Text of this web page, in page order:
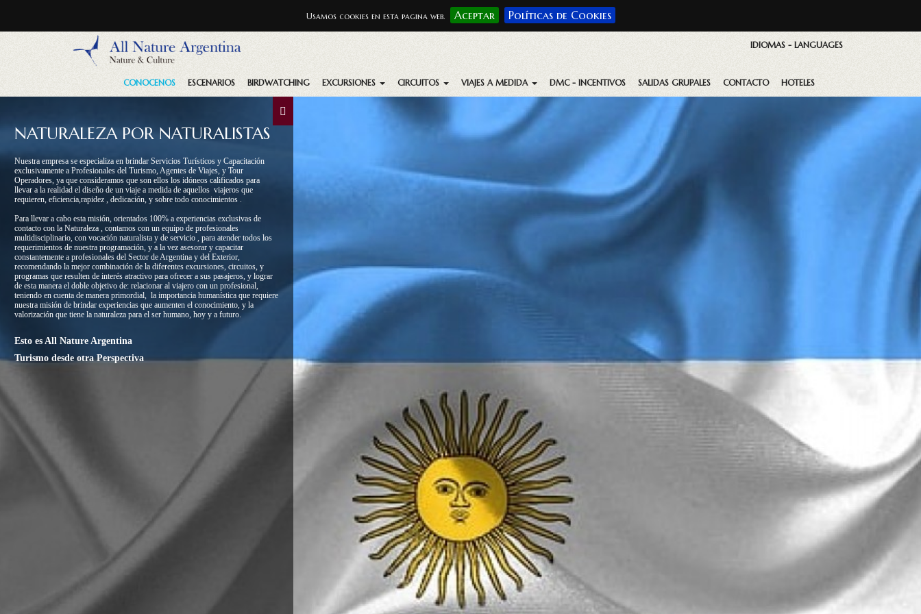
Usamos cookies en esta pagina web. Aceptar Políticas de Cookies
IDIOMAS - LANGUAGES
CONOCENOS ESCENARIOS BIRDWATCHING EXCURSIONES CIRCUITOS VIAJES A MEDIDA DMC - INCENTIVOS SALIDAS GRUPALES CONTACTO HOTELES
NATURALEZA POR NATURALISTAS
Nuestra empresa se especializa en brindar Servicios Turísticos y Capacitación
exclusivamente a Profesionales del Turismo, Agentes de Viajes, y Tour
Operadores, ya que consideramos que son ellos los idóneos calificados para
llevar a la realidad el diseño de un viaje a medida de aquellos viajeros que
requieren, eficiencia,rapidez , dedicación, y sobre todo conocimientos .
Para llevar a cabo esta misión, orientados 100% a experiencias exclusivas de
contacto con la Naturaleza , contamos con un equipo de profesionales
multidisciplinario, con vocación naturalista y de servicio , para atender todos los
requerimientos de nuestra programación, y a la vez asesorar y capacitar
constantemente a profesionales del Sector de Argentina y del Exterior,
recomendando la mejor combinación de la diferentes excursiones, circuitos, y
programas que resulten de interés atractivo para ofrecer a sus pasajeros, y lograr
de esta manera el doble objetivo de: relacionar al viajero con un profesional,
teniendo en cuenta de manera primordial, la importancia humanística que requiere
nuestra misión de brindar experiencias que aumenten el conocimiento, y la
valorización que tiene la naturaleza para el ser humano, hoy y a futuro.
Esto es All Nature Argentina
Turismo desde otra Perspectiva